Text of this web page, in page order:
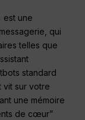
est une
qui
telles que
standard
vit sur votre
une mémoire
de cœur”